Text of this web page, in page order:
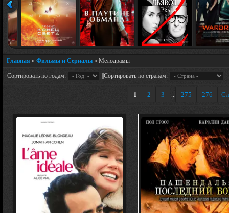
Главная » Фильмы и Сериалы » Мелодрамы
Сортировать по годам: ||Сортировать по странам:
1 2 3 ... 275 276